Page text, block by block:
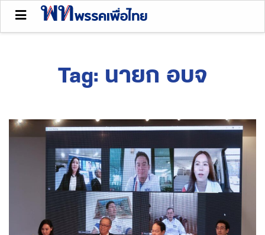
Tag: นายก อบจ